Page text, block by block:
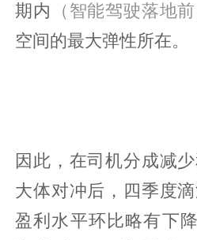
期内
（智能驾驶落地前
空间的最大弹性所在。
因此，在司机分成减
大体对冲后，四季度
盈利水平环比略有下